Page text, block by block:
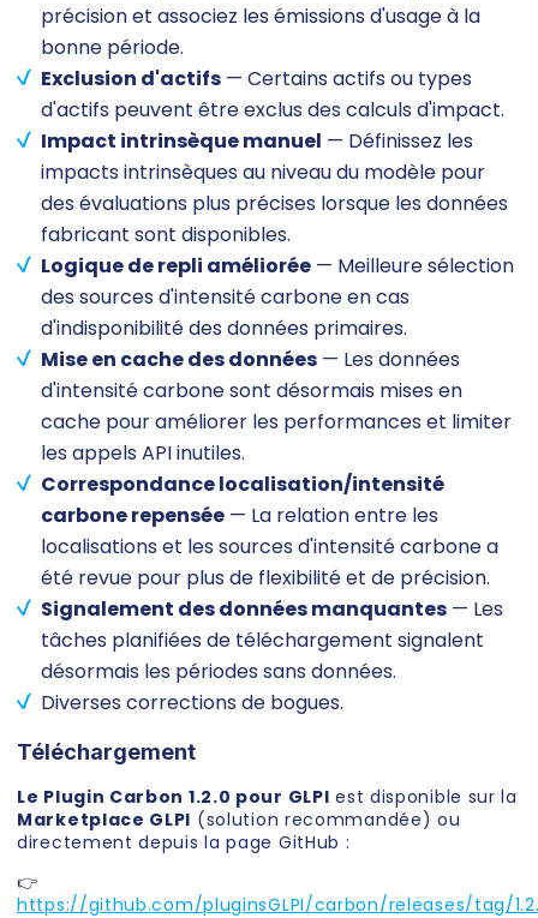
précision et associez les émissions d'usage à la
bonne période.
Exclusion d'actifs — Certains actifs ou types
d'actifs peuvent être exclus des calculs d'impact.
Impact intrinsèque manuel — Définissez les
impacts intrinsèques au niveau du modèle pour
des évaluations plus précises lorsque les données
fabricant sont disponibles.
Logique de repli améliorée — Meilleure sélection
des sources d'intensité carbone en cas
d'indisponibilité des données primaires.
Mise en cache des données — Les données
d'intensité carbone sont désormais mises en
cache pour améliorer les performances et limiter
les appels API inutiles.
Correspondance localisation/intensité
carbone repensée — La relation entre les
localisations et les sources d'intensité carbone a
été revue pour plus de flexibilité et de précision.
Signalement des données manquantes — Les
tâches planifiées de téléchargement signalent
désormais les périodes sans données.
Diverses corrections de bogues.
Téléchargement
Le Plugin Carbon 1.2.0 pour GLPI est disponible sur la
Marketplace GLPI (solution recommandée) ou
directement depuis la page GitHub :
👉
https://github.com/pluginsGLPI/carbon/releases/tag/